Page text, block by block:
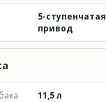
5-
привод
11,5 л